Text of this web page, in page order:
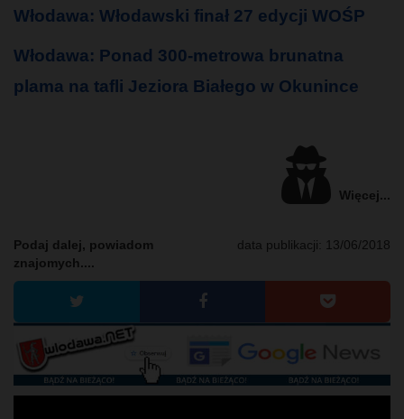
Włodawa: Włodawski finał 27 edycji WOŚP
Włodawa: Ponad 300-metrowa brunatna
plama na tafli Jeziora Białego w Okunince
Więcej...
data publikacji: 13/06/2018
Podaj dalej, powiadom
znajomych....